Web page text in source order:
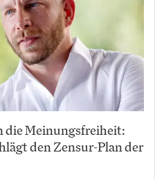
die Meinungsfreiheit:
den Zensur-Plan der